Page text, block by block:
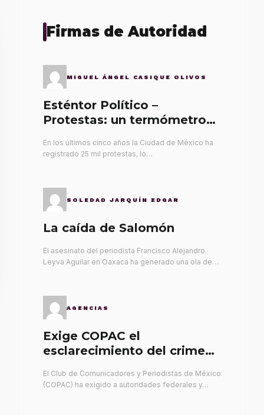
Firmas de Autoridad
MIGUEL ÁNGEL CASIQUE OLIVOS
Esténtor Político –
Protestas: un termómetro
En los últimos cinco años la Ciudad de México ha
registrado 25 mil protestas, lo…
SOLEDAD JARQUÍN EDGAR
La caída de Salomón
El asesinato del periodista Francisco Alejandro
Leyva Aguilar en Oaxaca ha generado una ola de…
AGENCIAS
Exige COPAC el
esclarecimiento del crimen
El Club de Comunicadores y Periodistas de México
(COPAC) ha exigido a autoridades federales y…